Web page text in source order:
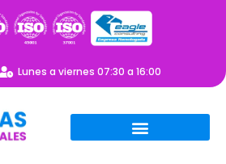
Lunes a viernes 07:30 a 16:00